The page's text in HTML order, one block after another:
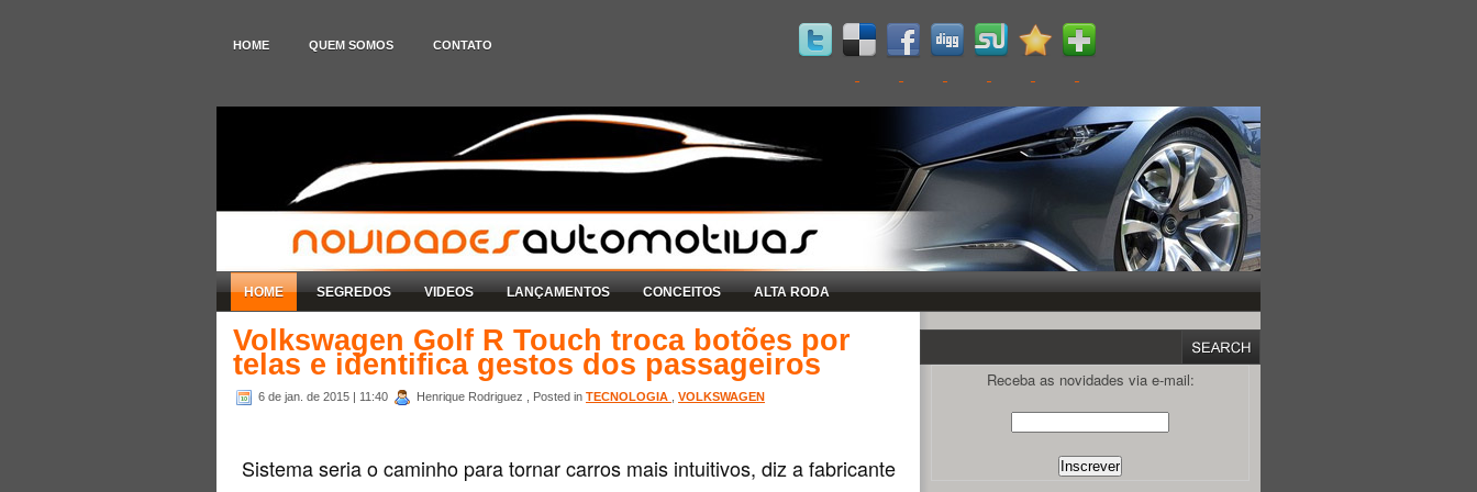
HOME QUEM SOMOS CONTATO
HOME SEGREDOS VIDEOS LANÇAMENTOS CONCEITOS ALTA RODA
Volkswagen Golf R Touch troca botões por
telas e identifica gestos dos passageiros
6 de jan. de 2015 | 11:40 Henrique Rodriguez , Posted in TECNOLOGIA VOLKSWAGEN
Sistema seria o caminho para tornar carros mais intuitivos, diz a fabricante
Receba as novidades via e-mail: